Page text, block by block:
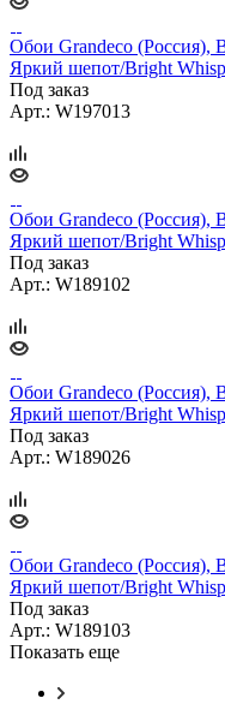
Обои Grandeco (Россия),
Яркий шепот/Bright
Под заказ
Арт.: W197013
Обои Grandeco (Россия),
Яркий шепот/Bright
Под заказ
Арт.: W189102
Обои Grandeco (Россия),
Яркий шепот/Bright
Под заказ
Арт.: W189026
Обои Grandeco (Россия),
Яркий шепот/Bright
Под заказ
Арт.: W189103
Показать еще